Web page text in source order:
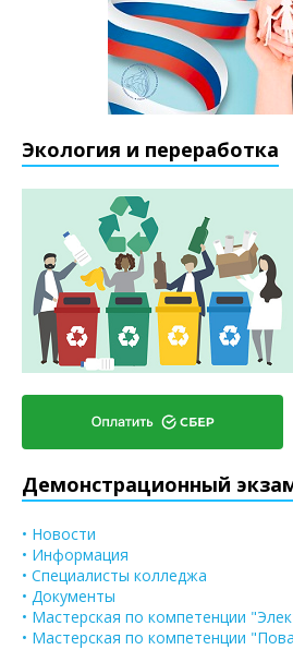
Экология и переработка
Демонстрационный
• Новости
• Информация
• Специалисты колледжа
• Документы
• Мастерская по компетенции
• Мастерская по компетенции